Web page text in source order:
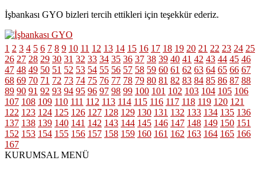
İşbankası GYO bizleri tercih ettikleri için teşekkür ederiz.
1 2 3 4 5 6 7 8 9 10 11 12 13 14 15 16 17 18 19 20 21 22 23 24 25
26 27 28 29 30 31 32 33 34 35 36 37 38 39 40 41 42 43 44 45 46
47 48 49 50 51 52 53 54 55 56 57 58 59 60 61 62 63 64 65 66 67
68 69 70 71 72 73 74 75 76 77 78 79 80 81 82 83 84 85 86 87 88
89 90 91 92 93 94 95 96 97 98 99 100 101 102 103 104 105 106
107 108 109 110 111 112 113 114 115 116 117 118 119 120 121
122 123 124 125 126 127 128 129 130 131 132 133 134 135 136
137 138 139 140 141 142 143 144 145 146 147 148 149 150 151
152 153 154 155 156 157 158 159 160 161 162 163 164 165 166
167
KURUMSAL MENÜ